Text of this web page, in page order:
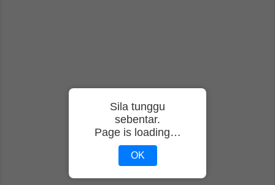
Sila tunggu
sebentar.
Page is loading…
OK